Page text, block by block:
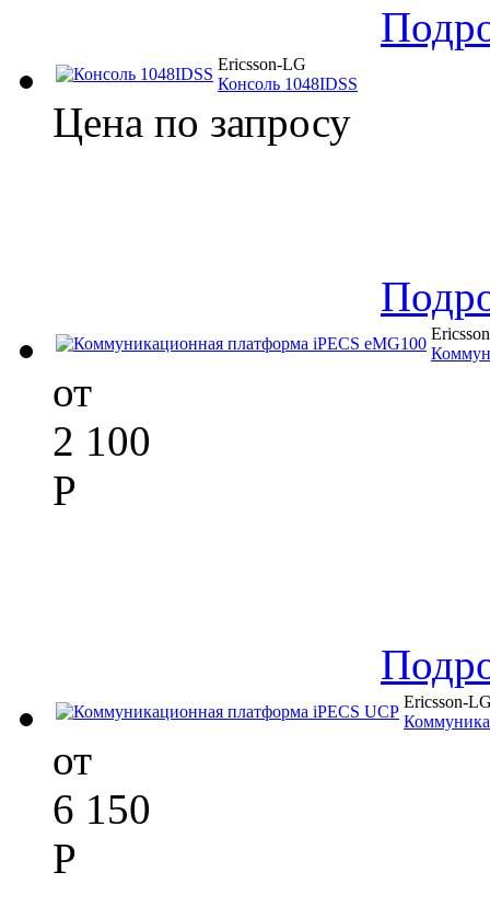
Ericsson-LG
Консоль 1048IDSS
Цена по запросу
от
2 100
Р
Ericsson-
от
6 150
Р